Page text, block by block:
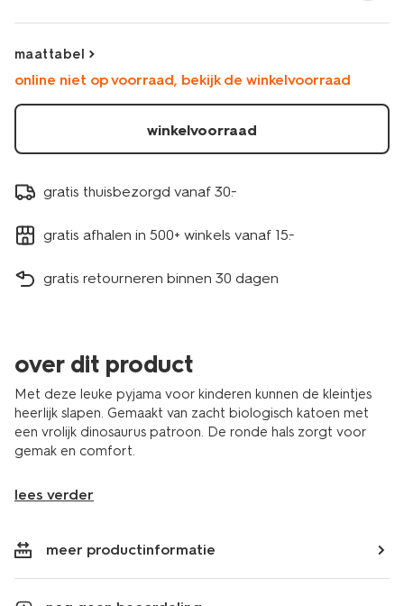
multi-
23060880MULTI.html
maattabel
online niet op voorraad, bekijk de winkelvoorraad
winkelvoorraad
gratis thuisbezorgd vanaf 30.-
gratis afhalen in 500+ winkels vanaf 15.-
gratis retourneren binnen 30 dagen
over dit product
Met deze leuke pyjama voor kinderen kunnen de kleintjes
heerlijk slapen. Gemaakt van zacht biologisch katoen met
een vrolijk dinosaurus patroon. De ronde hals zorgt voor
gemak en comfort.
lees verder
meer productinformatie